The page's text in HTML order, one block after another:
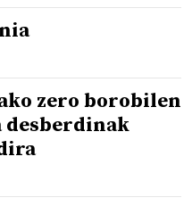
zero borobilen
desberdinak